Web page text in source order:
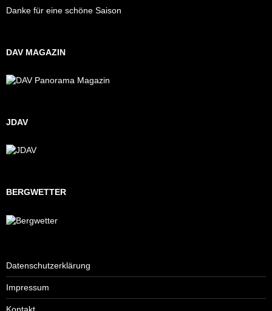
Danke für eine schöne Saison
DAV MAGAZIN
JDAV
BERGWETTER
Datenschutzerklärung
Impressum
Kontakt